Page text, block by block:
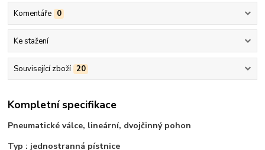
Komentáře 0
Ke stažení
Související zboží 20
Kompletní specifikace
Pneumatické válce, lineární, dvojčinný pohon
Typ : jednostranná pístnice